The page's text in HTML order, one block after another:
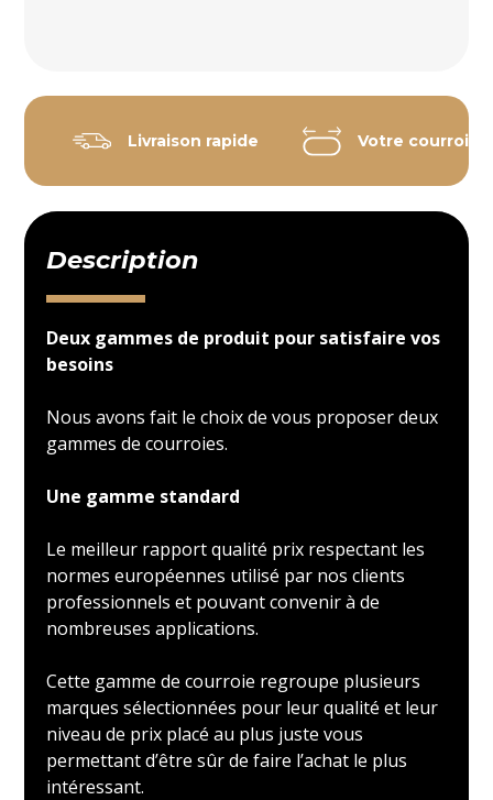
Livraison rapide Votre courroie
Description
Deux gammes de produit pour satisfaire vos
besoins
Nous avons fait le choix de vous proposer deux
gammes de courroies.
Une gamme standard
Le meilleur rapport qualité prix respectant les
normes européennes utilisé par nos clients
professionnels et pouvant convenir à de
nombreuses applications.
Cette gamme de courroie regroupe plusieurs
marques sélectionnées pour leur qualité et leur
niveau de prix placé au plus juste vous
permettant d’être sûr de faire l’achat le plus
intéressant.